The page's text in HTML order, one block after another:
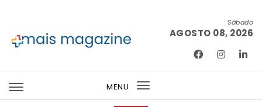
Sábado
AGOSTO 08, 2026
MENU
Toggle